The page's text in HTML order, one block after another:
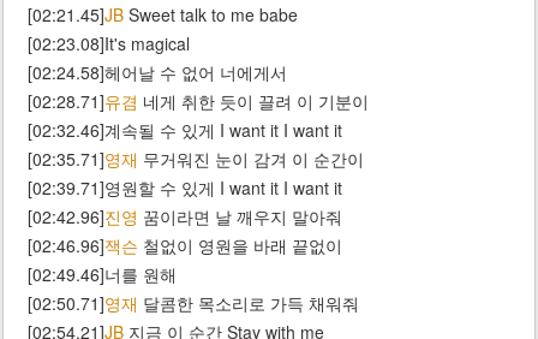
[02:21.45]JB Sweet talk to me babe
[02:23.08]It's magical
[02:24.58]헤어날 수 없어 너에게서
[02:28.71]유겸 네게 취한 듯이 끌려 이 기분이
[02:32.46]계속될 수 있게 I want it I want it
[02:35.71]영재 무거워진 눈이 감겨 이 순간이
[02:39.71]영원할 수 있게 I want it I want it
[02:42.96]진영 꿈이라면 날 깨우지 말아줘
[02:46.96]잭슨 철없이 영원을 바래 끝없이
[02:49.46]너를 원해
[02:50.71]영재 달콤한 목소리로 가득 채워줘
[02:54.21]JB 지금 이 순간 Stay with me